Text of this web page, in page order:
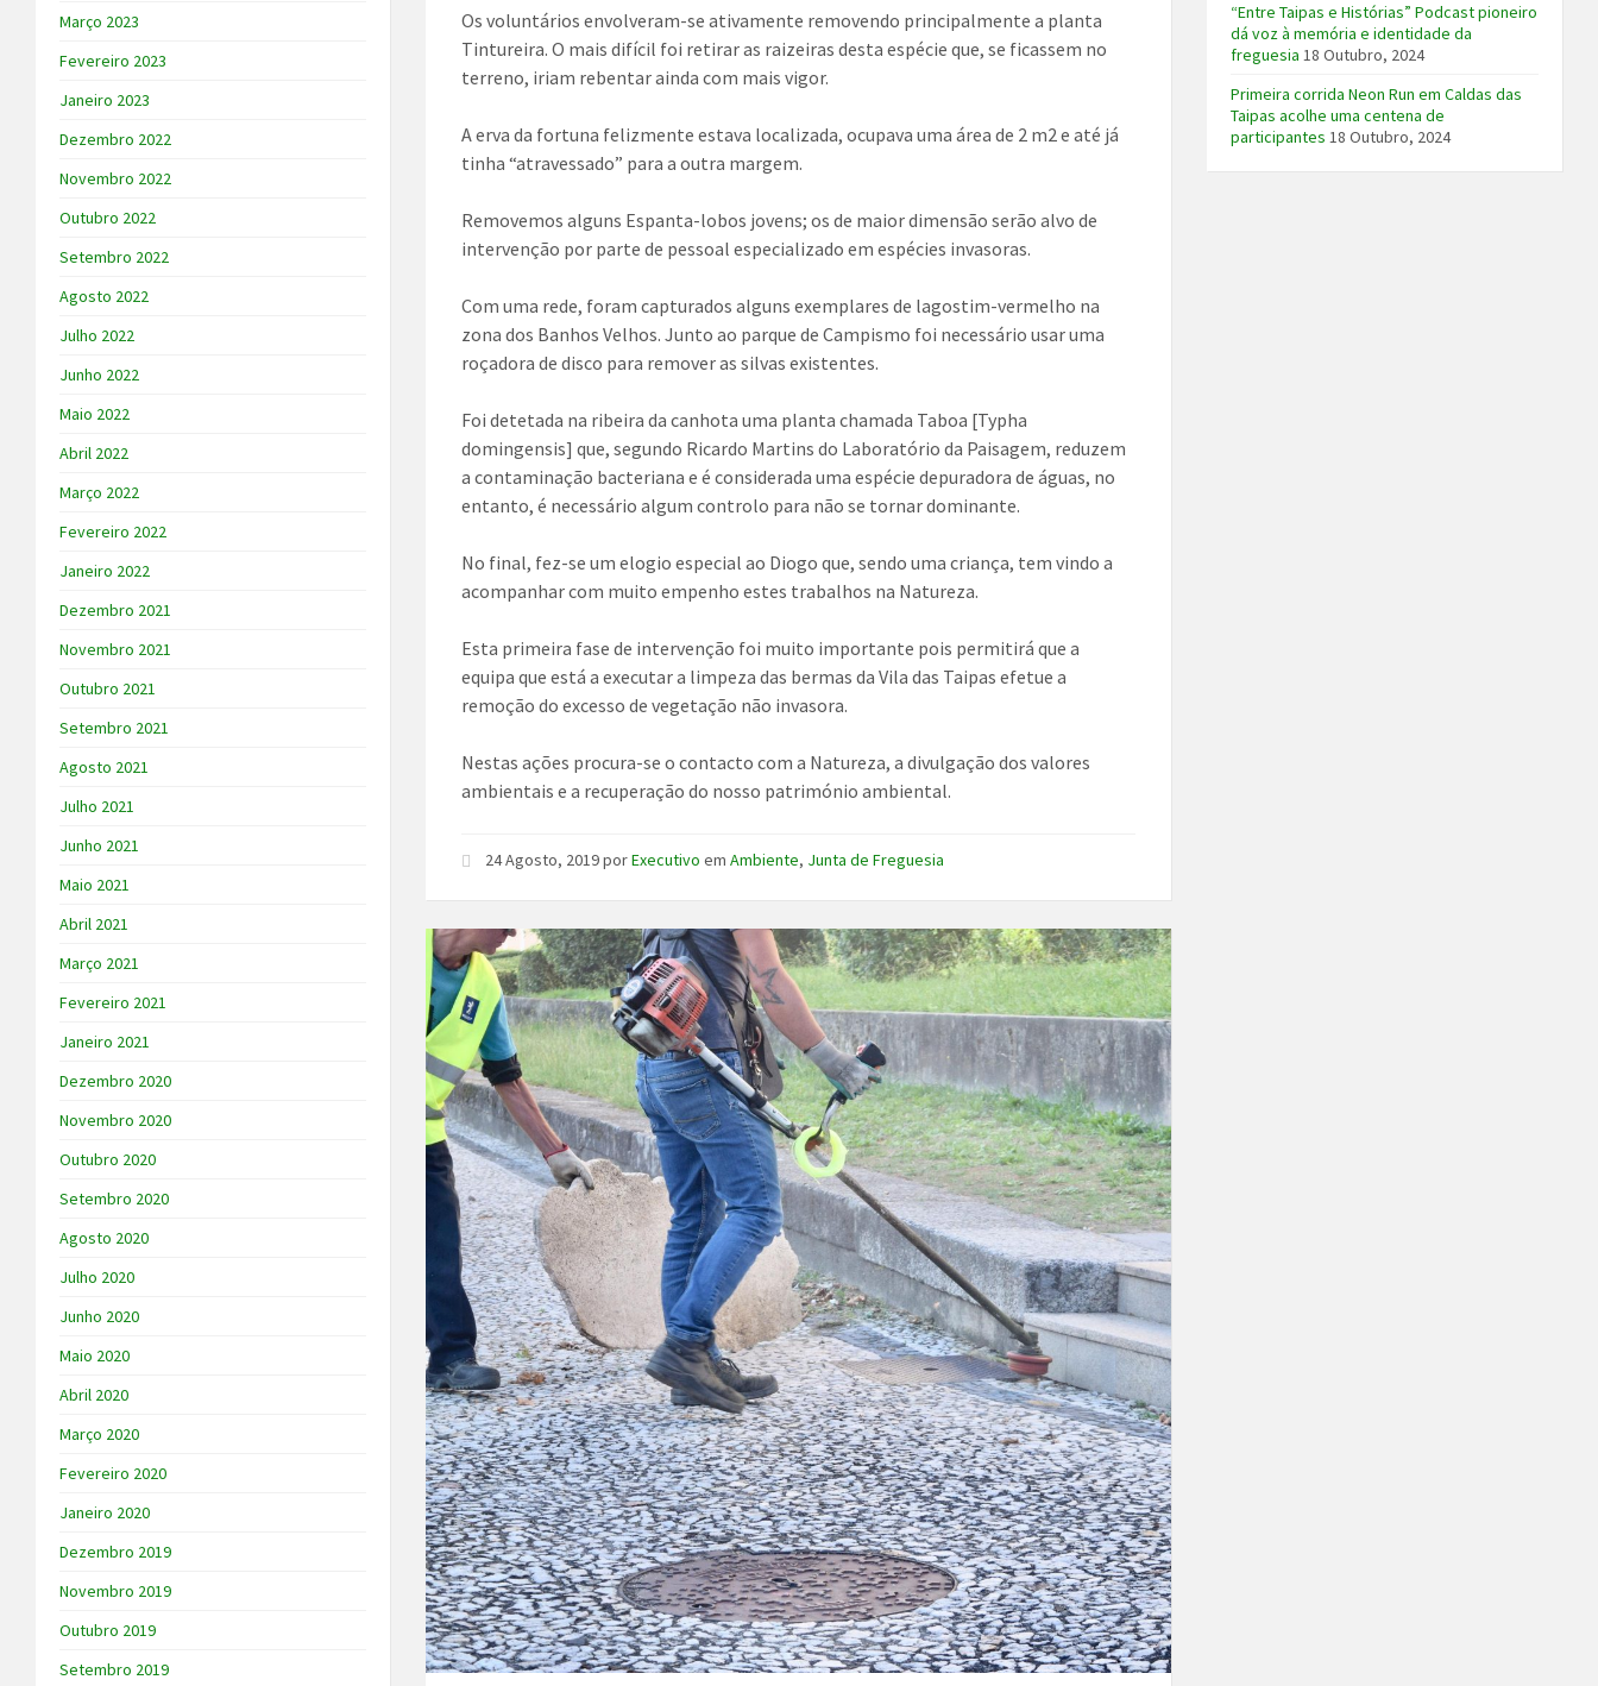
Os voluntários envolveram-se ativamente removendo principalmente a planta
Tintureira. O mais difícil foi retirar as raizeiras desta espécie que, se ficassem no
terreno, iriam rebentar ainda com mais vigor.
A erva da fortuna felizmente estava localizada, ocupava uma área de 2 m2 e até já
tinha “atravessado” para a outra margem.
Removemos alguns Espanta-lobos jovens; os de maior dimensão serão alvo de
intervenção por parte de pessoal especializado em espécies invasoras.
Com uma rede, foram capturados alguns exemplares de lagostim-vermelho na
zona dos Banhos Velhos. Junto ao parque de Campismo foi necessário usar uma
roçadora de disco para remover as silvas existentes.
Foi detetada na ribeira da canhota uma planta chamada Taboa [Typha
domingensis] que, segundo Ricardo Martins do Laboratório da Paisagem, reduzem
a contaminação bacteriana e é considerada uma espécie depuradora de águas, no
entanto, é necessário algum controlo para não se tornar dominante.
No final, fez-se um elogio especial ao Diogo que, sendo uma criança, tem vindo a
acompanhar com muito empenho estes trabalhos na Natureza.
Esta primeira fase de intervenção foi muito importante pois permitirá que a
equipa que está a executar a limpeza das bermas da Vila das Taipas efetue a
remoção do excesso de vegetação não invasora.
Nestas ações procura-se o contacto com a Natureza, a divulgação dos valores
ambientais e a recuperação do nosso património ambiental.
24 Agosto, 2019porExecutivo emAmbiente, Junta de Freguesia
Março 2023
Fevereiro 2023
Janeiro 2023
Dezembro 2022
Novembro 2022
Outubro 2022
Setembro 2022
Agosto 2022
Julho 2022
Junho 2022
Maio 2022
Abril 2022
Março 2022
Fevereiro 2022
Janeiro 2022
Dezembro 2021
Novembro 2021
Outubro 2021
Setembro 2021
Agosto 2021
Julho 2021
Junho 2021
Maio 2021
Abril 2021
Março 2021
Fevereiro 2021
Janeiro 2021
Dezembro 2020
Novembro 2020
Outubro 2020
Setembro 2020
Agosto 2020
Julho 2020
Junho 2020
Maio 2020
Abril 2020
Março 2020
Fevereiro 2020
Janeiro 2020
Dezembro 2019
Novembro 2019
Outubro 2019
Setembro 2019
“Entre Taipas e Histórias” Podcast pioneiro
dá voz à memória e identidade da
freguesia 18 Outubro, 2024
Primeira corrida Neon Run em Caldas das
Taipas acolhe uma centena de
participantes 18 Outubro, 2024